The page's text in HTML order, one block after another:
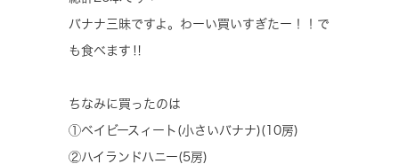
バナナ三昧ですよ。わーい買いすぎたー！！で
も食べます‼
ちなみに買ったのは
①ベイビースィート(小さいバナナ)(10房)
②ハイランドハニー(5房)